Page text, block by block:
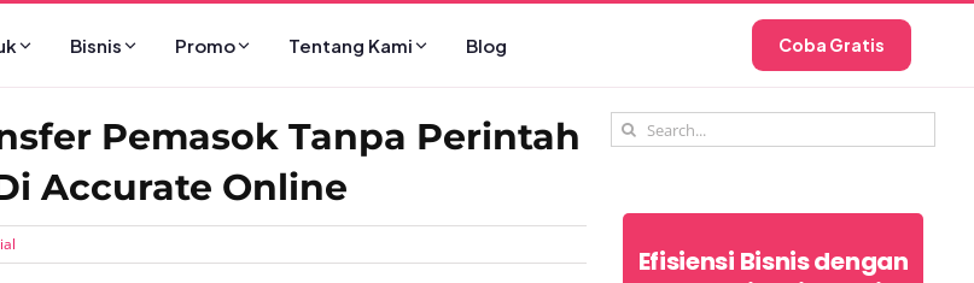
Bisnis Promo Tentang Kami Blog Coba Gratis
Pemasok Tanpa Perintah
Accurate Online
Search
Efisiensi Bisnis dengan